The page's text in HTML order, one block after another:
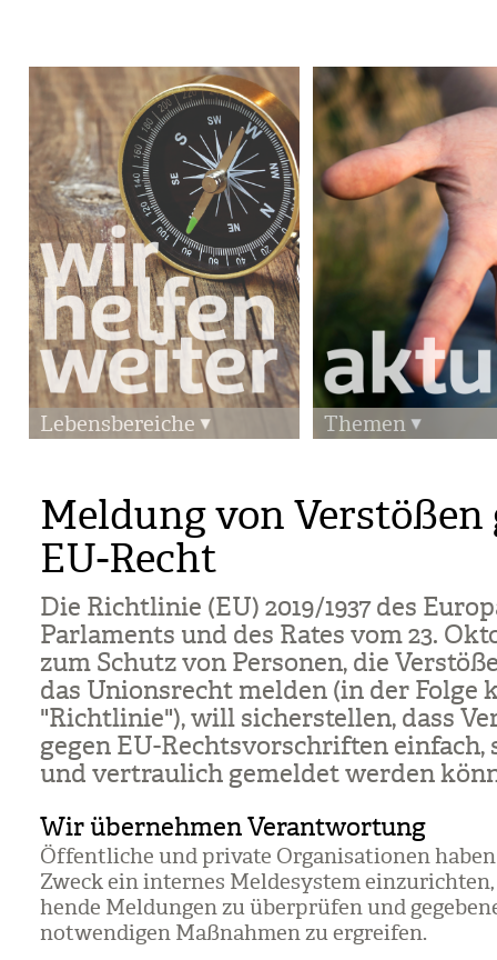
Lebensbereiche Themen
Meldung von Verstößen
EU-Recht
Die Richt­li­nie (EU) 2019/​1937 des
Par­la­ments und des Rates vom 23.
zum Schutz von Per­so­nen, die
das Uni­ons­recht mel­den (in der Folge
"Richt­li­nie"), will sicher­stel­len, dass
gegen EU-Rechts­vor­schrif­ten ein­fach,
und ver­trau­lich gemel­det wer­den
Wir übernehmen Verantwortung
Öffent­li­che und pri­vate Orga­ni­sa­tio­nen
Zweck ein inter­nes Mel­de­sys­tem
hende Mel­dun­gen zu über­prü­fen und
not­wen­di­gen Maß­nah­men zu ergrei­fen.